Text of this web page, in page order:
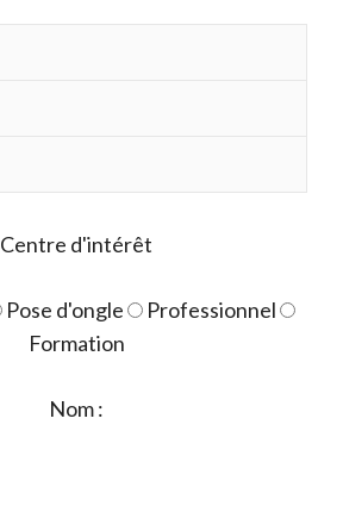
gel
Centre d'intérêt
Pose d'ongle
Professionnel
Formation
Nom :